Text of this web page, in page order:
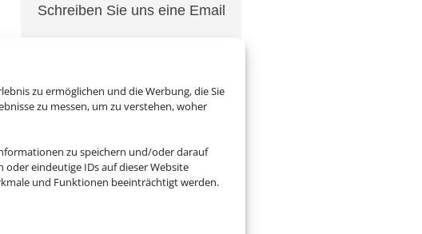
zu ermöglichen und die Werbung, die Sie
zu messen, um zu verstehen, woher
zu speichern und/oder darauf
eindeutige IDs auf dieser Website
und Funktionen beeinträchtigt werden.
Schreiben Sie uns eine Email